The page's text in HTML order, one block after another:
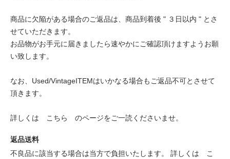
商品に欠陥がある場合のご返品は、商品到着後 " ３日以内 " とさ
せていただきます。
お品物がお手元に届きましたら速やかにご確認頂けますようお願
い致します。
なお、Used/VintageITEMはいかなる場合もご返品不可とさせて
頂きます。
詳しくは こちら のページをご一読くださいませ。
返品送料
不良品に該当する場合は当方で負担いたします。 詳しくは
こ